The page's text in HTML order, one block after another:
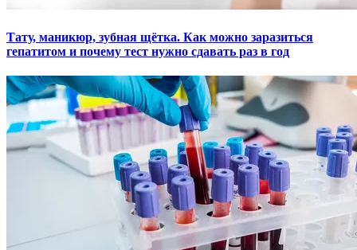
Тату, маникюр, зубная щётка. Как можно заразиться
гепатитом и почему тест нужно сдавать раз в год